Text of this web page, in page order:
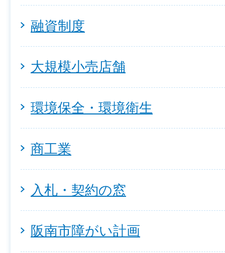
融資制度
大規模小売店舗
環境保全・環境衛生
商工業
入札・契約の窓
阪南市障がい計画